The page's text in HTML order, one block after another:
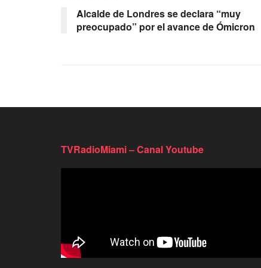
Alcalde de Londres se declara “muy
preocupado” por el avance de Ómicron
TVRadioMiami – Canal Youtube